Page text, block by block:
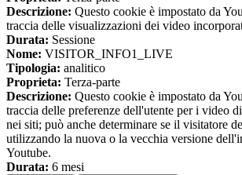
Descrizione: Questo cookie è impostato da
traccia delle visualizzazioni dei video
Durata: Sessione
Nome: VISITOR_INFO1_LIVE
Tipologia: analitico
Proprieta: Terza-parte
Descrizione: Questo cookie è impostato da
traccia delle preferenze dell'utente per i video
nei siti; può anche determinare se il visitatore
utilizzando la nuova o la vecchia versione
Youtube.
Durata: 6 mesi